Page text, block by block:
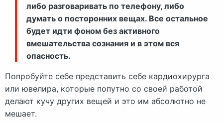
либо разговаривать по телефону, либо
думать о посторонних вещах. Все остальное
будет идти фоном без активного
вмешательства сознания и в этом вся
опасность.
Попробуйте себе представить себе кардиохирурга
или ювелира, которые попутно со своей работой
делают кучу других вещей и это им абсолютно не
мешает.